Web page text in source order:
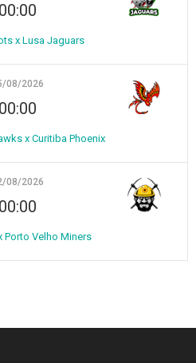
00:00
x Lusa Jaguars
08/2026
00:00
x Curitiba Phoenix
08/2026
00:00
Porto Velho Miners